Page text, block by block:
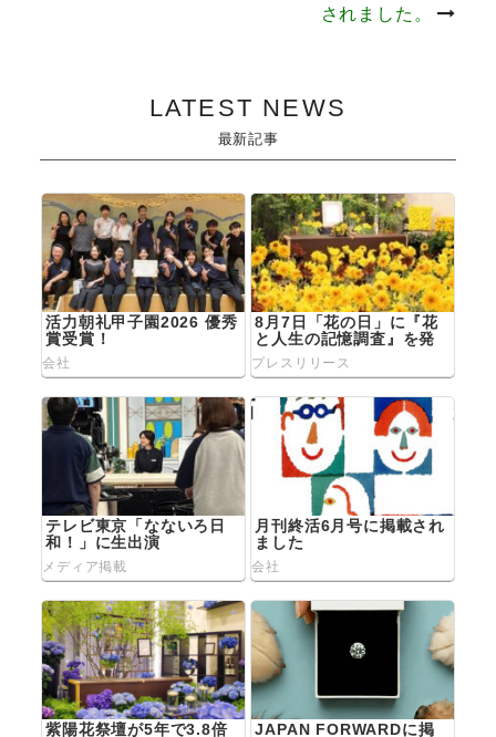
ー
シ
ョ
ン
されました。
LATEST NEWS
最新記事
活力朝礼甲子園2026 優秀
賞受賞！
会社
8月7日「花の日」に『花
と人生の記憶調査』を発
表
プレスリリース
テレビ東京「なないろ日
和！」に生出演
メディア掲載
月刊終活6月号に掲載され
ました
会社
紫陽花祭壇が5年で3.8倍 JAPAN FORWARDに掲